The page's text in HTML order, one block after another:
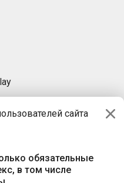
сайта
обязательные
в том числе
БАЙ»
пр-т Независимости